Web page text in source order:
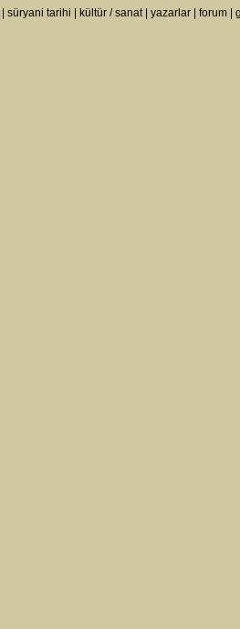
süryani tarihi kültür / sanat| yazarlar forum